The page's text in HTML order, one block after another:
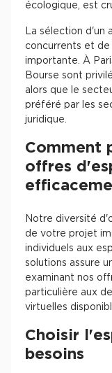
écologique, est
La sélection d'un
concurrents et
importante. À
Bourse sont
alors que le
préféré par les
juridique.
Comment
offres
Notre diversité
de votre projet
individuels aux
solutions assure
examinant nos
particulière aux
virtuelles
Choisir
besoins